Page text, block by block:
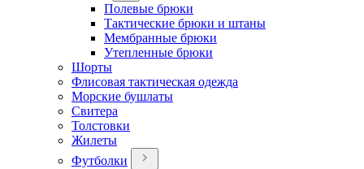
Полевые брюки
Тактические брюки и штаны
Мембранные брюки
Утепленные брюки
Шорты
Флисовая тактическая одежда
Морские бушлаты
Свитера
Толстовки
Жилеты
Футболки